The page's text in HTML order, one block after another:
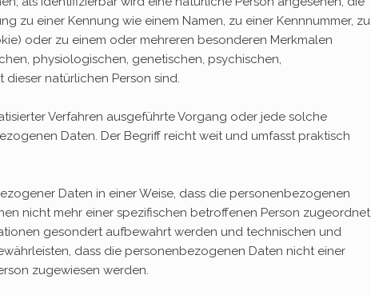
zu einer Kennung wie einem Namen, zu einer Kennnummer, zu
oder zu einem oder mehreren besonderen Merkmalen
physiologischen, genetischen, psychischen,
natürlichen Person sind.
Verfahren ausgeführte Vorgang oder jede solche
Daten. Der Begriff reicht weit und umfasst praktisch
Daten in einer Weise, dass die personenbezogenen
nicht mehr einer spezifischen betroffenen Person zugeordnet
gesondert aufbewahrt werden und technischen und
dass die personenbezogenen Daten nicht einer
zugewiesen werden.